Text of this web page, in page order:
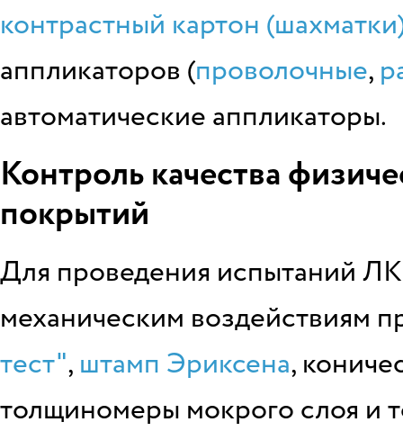
контрастный картон
аппликаторов (проволочные,
автоматические аппликаторы.
Контроль качества
покрытий
Для проведения испытаний
механическим воздействиям
тест", штамп Эриксена,
толщиномеры мокрого слоя и